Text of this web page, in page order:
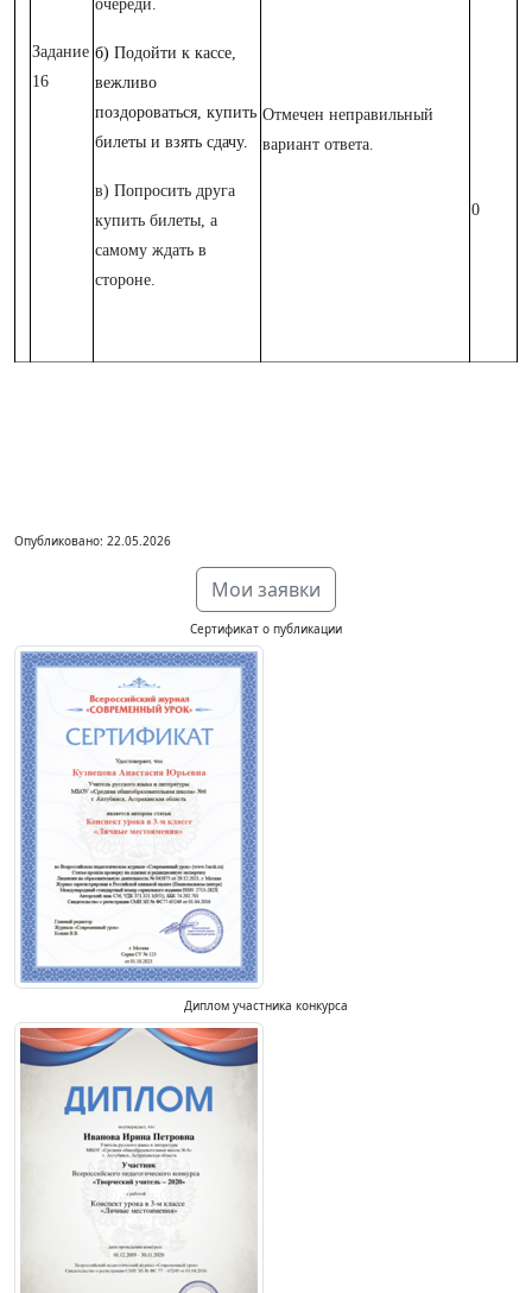
Задание
16
очереди.
б) Подойти к кассе,
вежливо
поздороваться, купить
билеты и взять сдачу.
в) Попросить друга
купить билеты, а
самому ждать в
стороне.
Отмечен неправильный
вариант ответа.
0
Опубликовано: 22.05.2026
Мои заявки
Сертификат о публикации
Диплом участника конкурса